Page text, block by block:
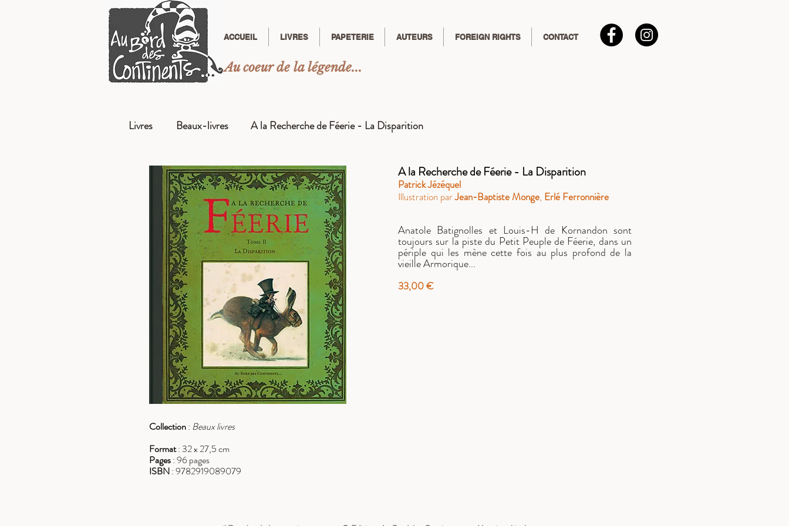
ACCUEIL LIVRES PAPETERIE AUTEURS FOREIGN RIGHTS CONTACT
Au coeur de la légende...
Livres Beaux-livres A la Recherche de Féerie - La Disparition
A la Recherche de Féerie - La Disparition
Patrick Jézéquel
Illustration parJean-Baptiste Monge, Erlé Ferronnière
Anatole Batignolles et Louis-H de Kornandon sont
toujours sur la piste du Petit Peuple de Féerie, dans un
périple qui les mène cette fois au plus profond de la
vieille Armorique...
33,00 €
Collection: Beaux livres
Format: 32 x 27,5 cm
Pages: 96 pages
ISBN: 9782919089079